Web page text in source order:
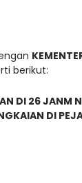
berikut:
DI 26 JANM
DI